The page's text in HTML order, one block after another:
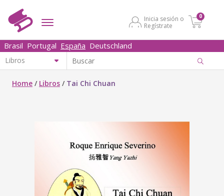
Inicia sesión o
Regístrate
0
Brasil Portugal España Deutschland
Home / Libros / Tai Chi Chuan